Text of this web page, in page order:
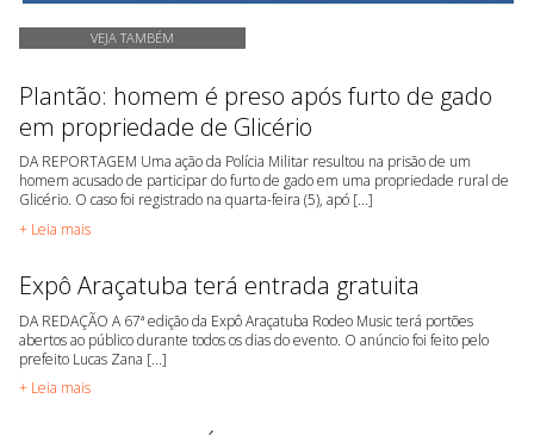
VEJA TAMBÉM
Plantão: homem é preso após furto de gado
em propriedade de Glicério
DA REPORTAGEM Uma ação da Polícia Militar resultou na prisão de um
homem acusado de participar do furto de gado em uma propriedade rural de
Glicério. O caso foi registrado na quarta-feira (5), apó [...]
+ Leia mais
Expô Araçatuba terá entrada gratuita
DA REDAÇÃO A 67ª edição da Expô Araçatuba Rodeo Music terá portões
abertos ao público durante todos os dias do evento. O anúncio foi feito pelo
prefeito Lucas Zana [...]
+ Leia mais